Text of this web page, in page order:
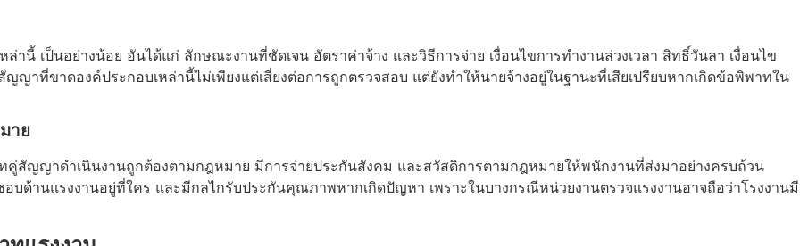
นี้ เป็นอย่างน้อย อันได้แก่ ลักษณะงานที่ชัดเจน อัตราค่าจ้าง และวิธีการจ่าย เงื่อนไขการทำงานล่วงเวลา สิทธิ์วันลา เงื่อนไข
ญาที่ขาดองค์ประกอบเหล่านี้ไม่เพียงแต่เสี่ยงต่อการถูกตรวจสอบ แต่ยังทำให้นายจ้างอยู่ในฐานะที่เสียเปรียบหากเกิดข้อพิพาทใน
าย
คู่สัญญาดำเนินงานถูกต้องตามกฎหมาย มีการจ่ายประกันสังคม และสวัสดิการตามกฎหมายให้พนักงานที่ส่งมาอย่างครบถ้วน
บด้านแรงงานอยู่ที่ใคร และมีกลไกรับประกันคุณภาพหากเกิดปัญหา เพราะในบางกรณีหน่วยงานตรวจแรงงานอาจถือว่าโรงงานมี